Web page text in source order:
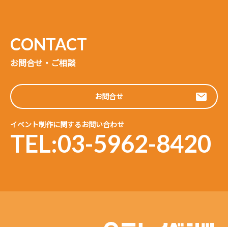
お問合せ・ご相談
お問合せ
イベント制作に関するお問い合わせ
TEL:03-5962-8420